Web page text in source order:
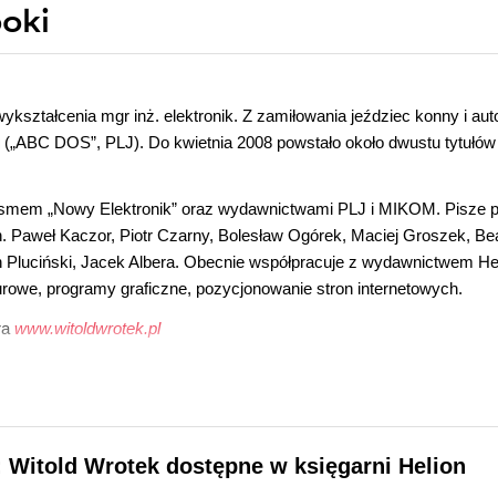
mgr inż. elektronik. Z zamiłowania jeździec konny i
(„ABC DOS”, PLJ). Do kwietnia 2008 powstało około dwustu
„Nowy Elektronik” oraz wydawnictwami PLJ i MIKOM. Pisze
Paweł Kaczor, Piotr Czarny, Bolesław Ogórek, Maciej Groszek,
Jacek Albera. Obecnie współpracuje z wydawnictwem
programy graficzne, pozycjonowanie stron internetowych.
www.witoldwrotek.pl
Witold Wrotek dostępne w księgarni Helion